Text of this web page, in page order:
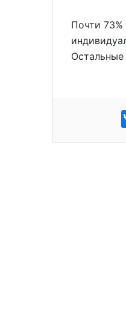
Почти 73%
Остальные